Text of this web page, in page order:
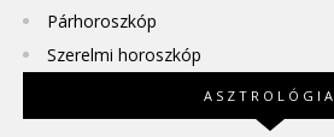
Párhoroszkóp
Szerelmi horoszkóp
ASZTROLÓGIA